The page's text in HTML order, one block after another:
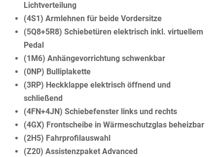
Lichtverteilung
(4S1) Armlehnen für beide Vordersitze
(5Q8+5R8) Schiebetüren elektrisch inkl. virtuellem
Pedal
(1M6) Anhängevorrichtung schwenkbar
(0NP) Bulliplakette
(3RP) Heckklappe elektrisch öffnend und
schließend
(4FN+4JN) Schiebefenster links und rechts
(4GX) Frontscheibe in Wärmeschutzglas beheizbar
(2H5) Fahrprofilauswahl
(Z20) Assistenzpaket Advanced